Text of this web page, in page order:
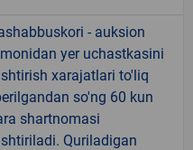
- auksion
yer uchastkasini
xarajatlari to'liq
so'ng 60 kun
shartnomasi
Quriladigan